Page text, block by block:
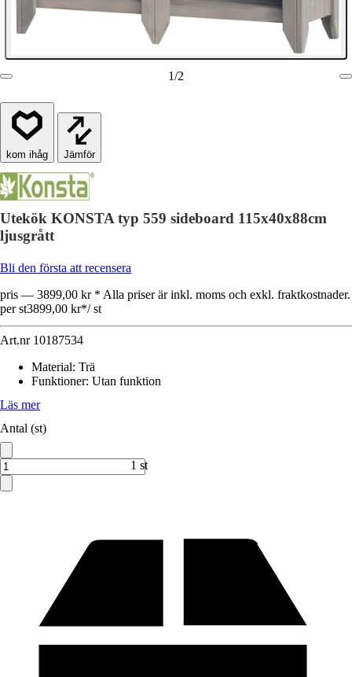
1/2
Jämför
Utekök KONSTA typ 559 sideboard 115x40x88cm
ljusgrått
Bli den första att recensera
pris — 3899,00 kr * Alla priser är inkl. moms och exkl. fraktkostnader.
per st3899,00 kr*/ st
Art.nr 10187534
Material: Trä
Funktioner: Utan funktion
Läs mer
Antal (st)
1 st